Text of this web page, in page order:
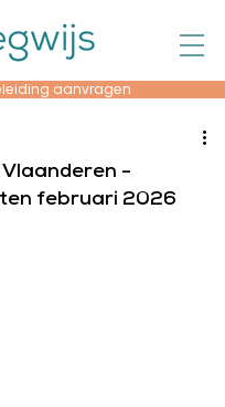
aanvragen
-
februari 2026